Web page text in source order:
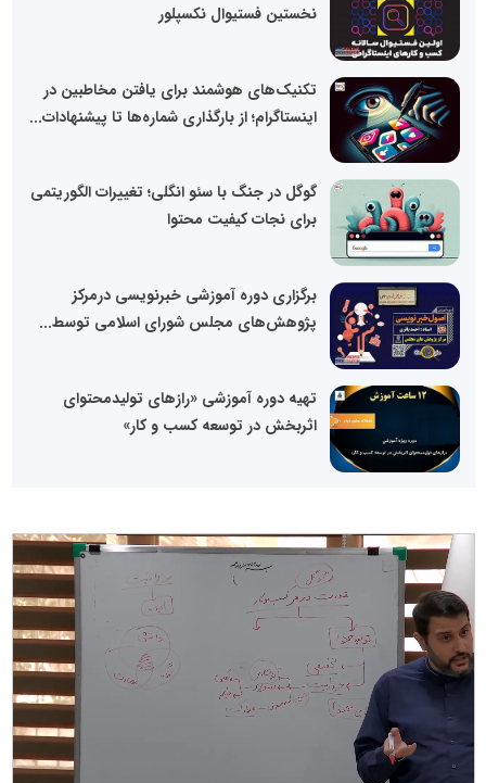
نخستین فستیوال نکسپلور
تکنیک‌های هوشمند برای یافتن مخاطبین در
اینستاگرام؛ از بارگذاری شماره‌ها تا پیشنهادات...
گوگل در جنگ با سئو انگلی؛ تغییرات الگوریتمی
برای نجات کیفیت محتوا
برگزاری دوره آموزشی خبرنویسی درمرکز
پژوهش‌های مجلس شورای اسلامی توسط...
تهیه دوره آموزشی «رازهای تولیدمحتوای
اثربخش در توسعه کسب و کار»